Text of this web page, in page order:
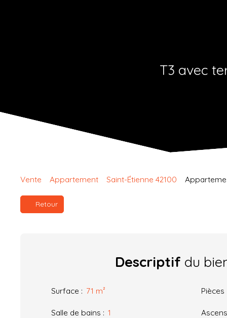
T3 avec
Vente Appartement Saint-Étienne 42100
Retour
Descriptif du
Surface : 71 m² Pièces
Salle de bains : 1